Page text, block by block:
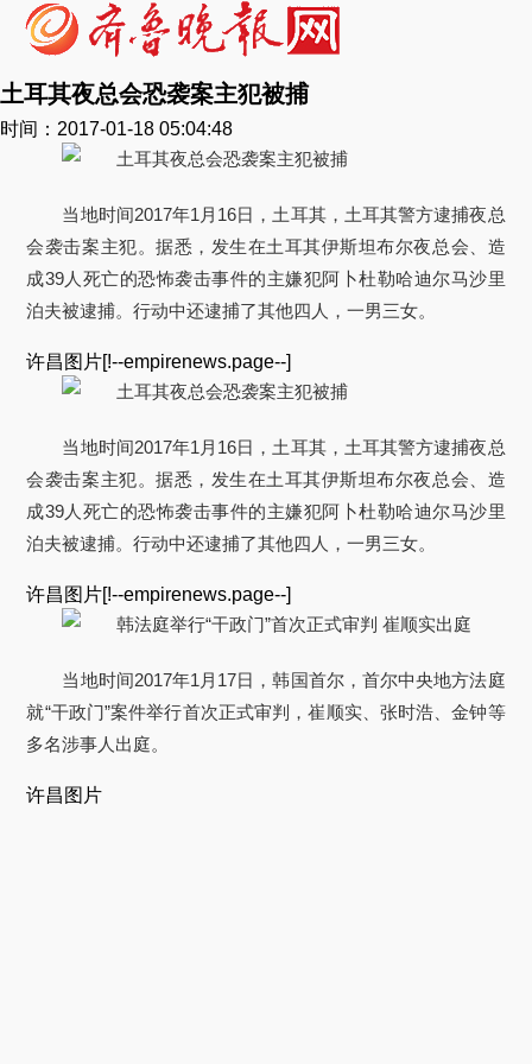
土耳其夜总会恐袭案主犯被捕
时间：2017-01-18 05:04:48
当地时间2017年1月16日，土耳其，土耳其警方逮捕夜总
会袭击案主犯。据悉，发生在土耳其伊斯坦布尔夜总会、造
成39人死亡的恐怖袭击事件的主嫌犯阿卜杜勒哈迪尔马沙里
泊夫被逮捕。行动中还逮捕了其他四人，一男三女。
许昌图片[!--empirenews.page--]
当地时间2017年1月16日，土耳其，土耳其警方逮捕夜总
会袭击案主犯。据悉，发生在土耳其伊斯坦布尔夜总会、造
成39人死亡的恐怖袭击事件的主嫌犯阿卜杜勒哈迪尔马沙里
泊夫被逮捕。行动中还逮捕了其他四人，一男三女。
许昌图片[!--empirenews.page--]
当地时间2017年1月17日，韩国首尔，首尔中央地方法庭
就“干政门”案件举行首次正式审判，崔顺实、张时浩、金钟等
多名涉事人出庭。
许昌图片